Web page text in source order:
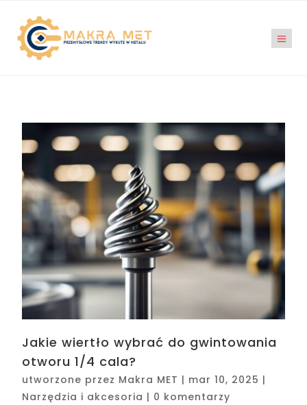
Jakie wiertło wybrać do gwintowania
otworu 1/4 cala?
utworzone przez Makra MET | mar 10, 2025 |
Narzędzia i akcesoria | 0 komentarzy